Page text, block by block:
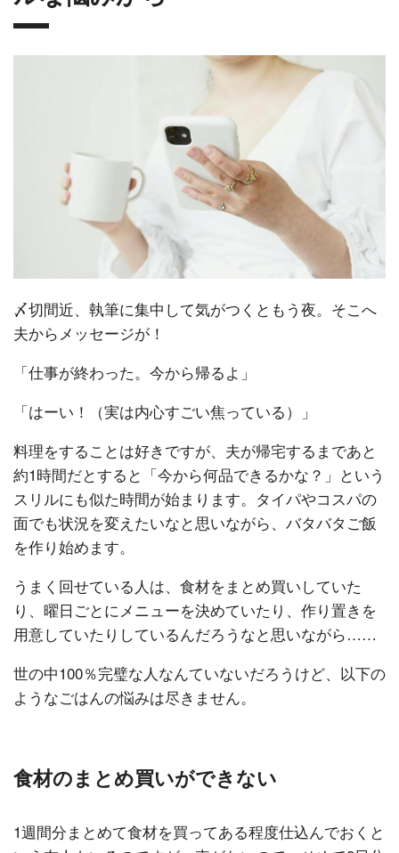
〆切間近、執筆に集中して気がつくともう夜。そこへ
夫からメッセージが！
「仕事が終わった。今から帰るよ」
「はーい！（実は内心すごい焦っている）」
料理をすることは好きですが、夫が帰宅するまであと
約1時間だとすると「今から何品できるかな？」という
スリルにも似た時間が始まります。タイパやコスパの
面でも状況を変えたいなと思いながら、バタバタご飯
を作り始めます。
うまく回せている人は、食材をまとめ買いしていた
り、曜日ごとにメニューを決めていたり、作り置きを
用意していたりしているんだろうなと思いながら……
世の中100％完璧な人なんていないだろうけど、以下の
ようなごはんの悩みは尽きません。
食材のまとめ買いができない
1週間分まとめて食材を買ってある程度仕込んでおくと